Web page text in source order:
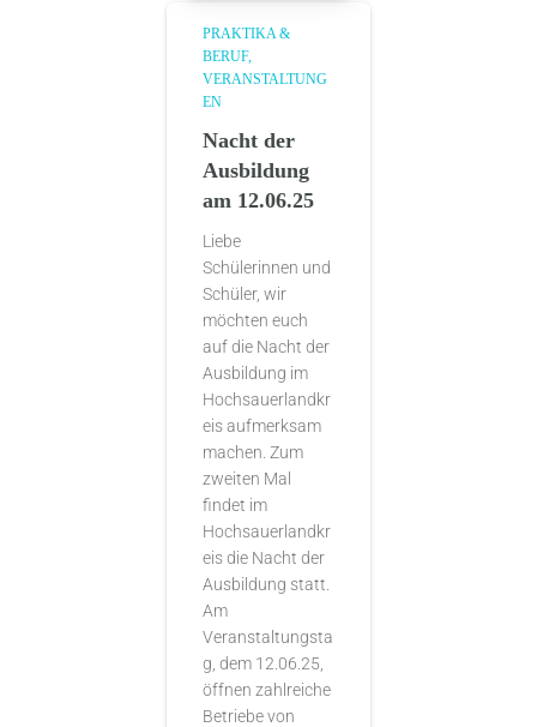
PRAKTIKA &
BERUF
VERANSTALTUNG
EN
Nacht der
Ausbildung
am 12.06.25
Liebe
Schülerinnen und
Schüler, wir
möchten euch
auf die Nacht der
Ausbildung im
Hochsauerlandkr
eis aufmerksam
machen. Zum
zweiten Mal
findet im
Hochsauerlandkr
eis die Nacht der
Ausbildung statt.
Am
Veranstaltungsta
g, dem 12.06.25,
öffnen zahlreiche
Betriebe von